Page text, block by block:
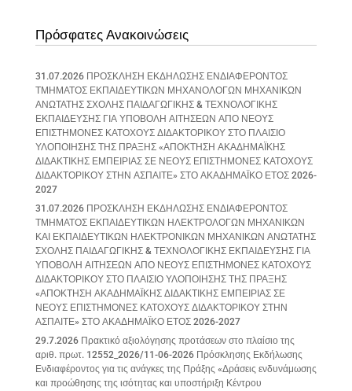
Πρόσφατες Ανακοινώσεις
31.07.2026 ΠΡΟΣΚΛΗΣΗ ΕΚΔΗΛΩΣΗΣ ΕΝΔΙΑΦΕΡΟΝΤΟΣ
ΤΜΗΜΑΤΟΣ ΕΚΠΑΙΔΕΥΤΙΚΩΝ ΜΗΧΑΝΟΛΟΓΩΝ ΜΗΧΑΝΙΚΩΝ
ΑΝΩΤΑΤΗΣ ΣΧΟΛΗΣ ΠΑΙΔΑΓΩΓΙΚΗΣ & ΤΕΧΝΟΛΟΓΙΚΗΣ
ΕΚΠΑΙΔΕΥΣΗΣ ΓΙΑ ΥΠΟΒΟΛΗ ΑΙΤΗΣΕΩΝ ΑΠΟ ΝΕΟΥΣ
ΕΠΙΣΤΗΜΟΝΕΣ ΚΑΤΟΧΟΥΣ ΔΙΔΑΚΤΟΡΙΚΟΥ ΣΤΟ ΠΛΑΙΣΙΟ
ΥΛΟΠΟΙΗΣΗΣ ΤΗΣ ΠΡΑΞΗΣ «ΑΠΟΚΤΗΣΗ ΑΚΑΔΗΜΑΪΚΗΣ
ΔΙΔΑΚΤΙΚΗΣ ΕΜΠΕΙΡΙΑΣ ΣΕ ΝΕΟΥΣ ΕΠΙΣΤΗΜΟΝΕΣ ΚΑΤΟΧΟΥΣ
ΔΙΔΑΚΤΟΡΙΚΟΥ ΣΤΗΝ ΑΣΠΑΙΤΕ» ΣΤΟ ΑΚΑΔΗΜΑΪΚΟ ΕΤΟΣ 2026-
2027
31.07.2026 ΠΡΟΣΚΛΗΣΗ ΕΚΔΗΛΩΣΗΣ ΕΝΔΙΑΦΕΡΟΝΤΟΣ
ΤΜΗΜΑΤΟΣ ΕΚΠΑΙΔΕΥΤΙΚΩΝ ΗΛΕΚΤΡΟΛΟΓΩΝ ΜΗΧΑΝΙΚΩΝ
ΚΑΙ ΕΚΠΑΙΔΕΥΤΙΚΩΝ ΗΛΕΚΤΡΟΝΙΚΩΝ ΜΗΧΑΝΙΚΩΝ ΑΝΩΤΑΤΗΣ
ΣΧΟΛΗΣ ΠΑΙΔΑΓΩΓΙΚΗΣ & ΤΕΧΝΟΛΟΓΙΚΗΣ ΕΚΠΑΙΔΕΥΣΗΣ ΓΙΑ
ΥΠΟΒΟΛΗ ΑΙΤΗΣΕΩΝ ΑΠΟ ΝΕΟΥΣ ΕΠΙΣΤΗΜΟΝΕΣ ΚΑΤΟΧΟΥΣ
ΔΙΔΑΚΤΟΡΙΚΟΥ ΣΤΟ ΠΛΑΙΣΙΟ ΥΛΟΠΟΙΗΣΗΣ ΤΗΣ ΠΡΑΞΗΣ
«ΑΠΟΚΤΗΣΗ ΑΚΑΔΗΜΑΪΚΗΣ ΔΙΔΑΚΤΙΚΗΣ ΕΜΠΕΙΡΙΑΣ ΣΕ
ΝΕΟΥΣ ΕΠΙΣΤΗΜΟΝΕΣ ΚΑΤΟΧΟΥΣ ΔΙΔΑΚΤΟΡΙΚΟΥ ΣΤΗΝ
ΑΣΠΑΙΤΕ» ΣΤΟ ΑΚΑΔΗΜΑΪΚΟ ΕΤΟΣ 2026-2027
29.7.2026 Πρακτικό αξιολόγησης προτάσεων στο πλαίσιο της
αριθ. πρωτ. 12552_2026/11-06-2026 Πρόσκλησης Εκδήλωσης
Ενδιαφέροντος για τις ανάγκες της Πράξης «Δράσεις ενδυνάμωσης
και προώθησης της ισότητας και υποστήριξη Κέντρου